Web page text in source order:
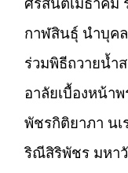
กาฬสินธุ์ นำบุค
ร่วมพิธีถวายน้ำ
อาลัยเบื้องหน้าพ
พัชรกิติยาภา นเ
ริณีสิริพัชร มหา